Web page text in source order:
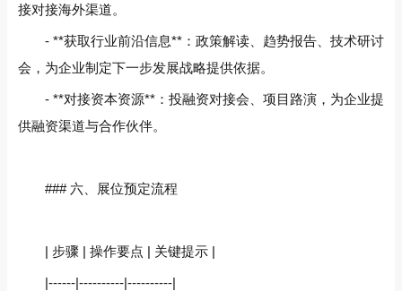
接对接海外渠道。
- **获取行业前沿信息**：政策解读、趋势报告、技术研讨
会，为企业制定下一步发展战略提供依据。
- **对接资本资源**：投融资对接会、项目路演，为企业提
供融资渠道与合作伙伴。
### 六、展位预定流程
| 步骤 | 操作要点 | 关键提示 |
|------|----------|----------|